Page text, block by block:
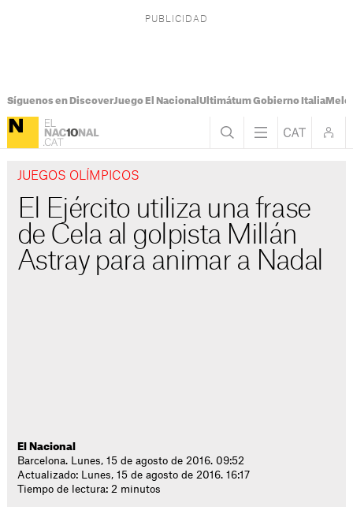
Síguenos en DiscoverJuego El Nacional Ultimátum Gobierno Italia
JUEGOS OLÍMPICOS
El Ejército utiliza una frase
de Cela al golpista Millán
Astray para animar a Nadal
El Nacional
Barcelona. Lunes, 15 de agosto de 2016. 09:52
Actualizado: Lunes, 15 de agosto de 2016. 16:17
Tiempo de lectura: 2 minutos